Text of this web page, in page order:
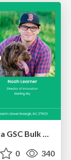
0 340